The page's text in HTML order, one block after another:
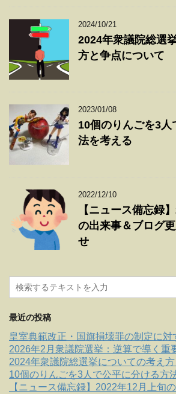
2024/10/21
2024年衆議院総選
方と争点について
2023/01/08
10個のりんごを3
法を考える
2022/12/10
【ニュース備忘録
の出来事＆ブログ
せ
最近の投稿
皇室典範改正・国旗損壊罪の制定に
2026年2月衆議院選挙：逆算で導く重
2024年衆議院総選挙についての考え
10個のりんごを3人で公平に分ける方
【ニュース備忘録】2022年12月上旬